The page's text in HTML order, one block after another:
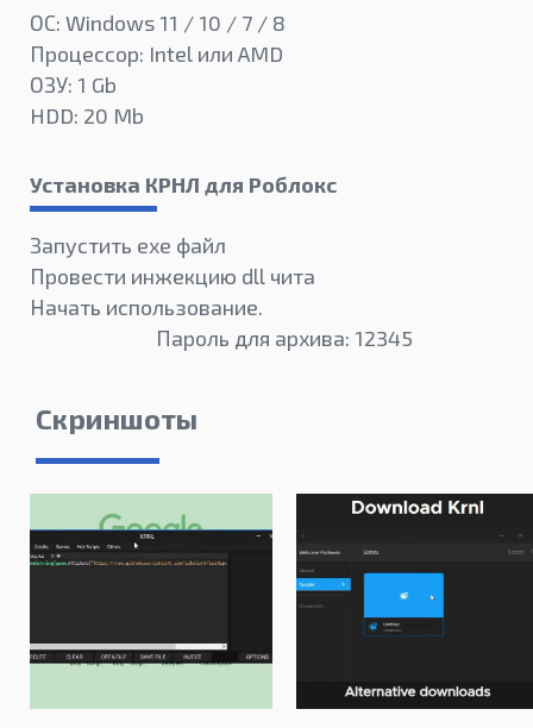
ОС: Windows 11 / 10 / 7 / 8
Процессор: Intel или AMD
ОЗУ: 1 Gb
HDD: 20 Mb
Установка КРНЛ для Роблокс
Запустить exe файл
Провести инжекцию dll чита
Начать использование.
Пароль для архива: 12345
Скриншоты